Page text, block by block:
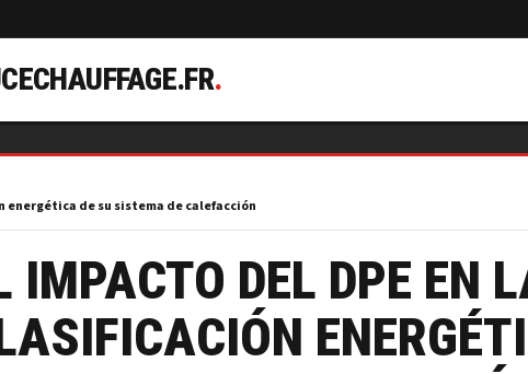
.
energética de su sistema de calefacción
IMPACTO DEL DPE EN